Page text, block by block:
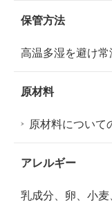
保管方法
高温多湿を避け常
原材料
原材料について
アレルギー
乳成分、卵、小